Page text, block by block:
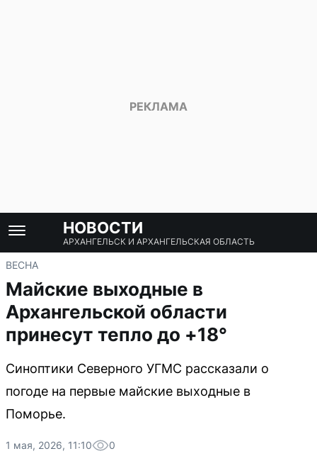
НОВОСТИ
АРХАНГЕЛЬСК И АРХАНГЕЛЬСКАЯ ОБЛАСТЬ
ВЕСНА
Майские выходные в
Архангельской области
принесут тепло до +18°
Синоптики Северного УГМС рассказали о
погоде на первые майские выходные в
Поморье.
1 мая, 2026, 11:10 0